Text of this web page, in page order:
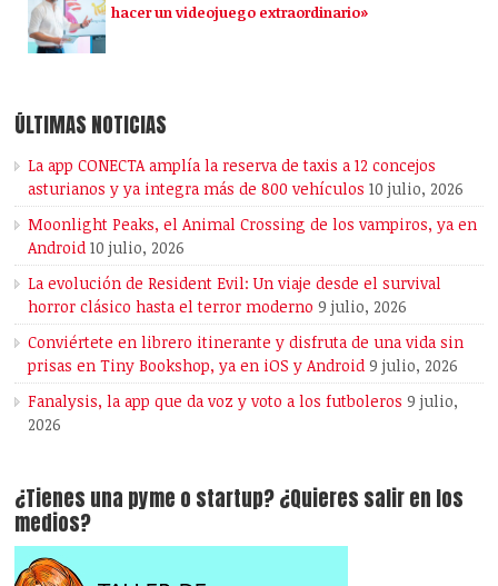
hacer un videojuego extraordinario»
ÚLTIMAS NOTICIAS
La app CONECTA amplía la reserva de taxis a 12 concejos
asturianos y ya integra más de 800 vehículos 10 julio, 2026
Moonlight Peaks, el Animal Crossing de los vampiros, ya en
Android 10 julio, 2026
La evolución de Resident Evil: Un viaje desde el survival
horror clásico hasta el terror moderno 9 julio, 2026
Conviértete en librero itinerante y disfruta de una vida sin
prisas en Tiny Bookshop, ya en iOS y Android 9 julio, 2026
Fanalysis, la app que da voz y voto a los futboleros 9 julio,
2026
¿Tienes una pyme o startup? ¿Quieres salir en los
medios?